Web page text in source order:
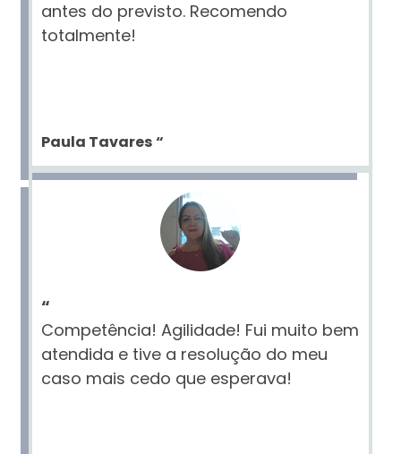
antes do previsto. Recomendo
totalmente!
Paula Tavares“
“
Competência! Agilidade! Fui muito bem
atendida e tive a resolução do meu
caso mais cedo que esperava!